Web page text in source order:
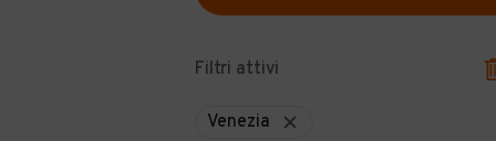
Filtri attivi
Venezia